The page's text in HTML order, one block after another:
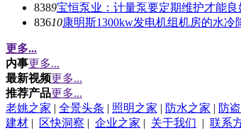
8389宝恒泵业：计量泵要定期维护才能良
83610康明斯1300kw发电机组机房的水冷
更多...
内事更多...
最新视频更多...
推荐产品更多...
老姚之家 | 全景头条 | 照明之家 | 防水之家 | 防
建材 | 区快洞察 | 企业之家 | 关于我们 | 联系